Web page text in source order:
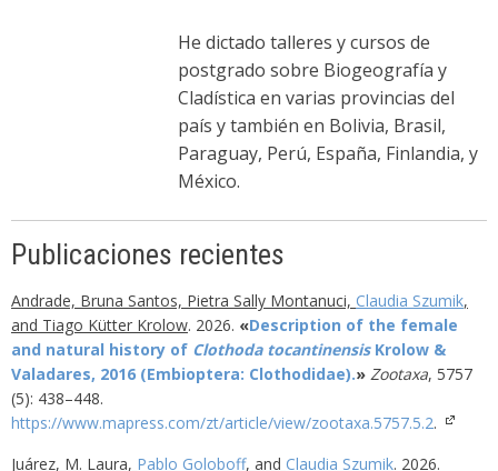
He dictado talleres y cursos de
postgrado sobre Biogeografía y
Cladística en varias provincias del
país y también en Bolivia, Brasil,
Paraguay, Perú, España, Finlandia, y
México.
Publicaciones recientes
Andrade, Bruna Santos, Pietra Sally Montanuci, Claudia Szumik,
and Tiago Kütter Krolow. 2026. «Description of the female
and natural history of Clothoda tocantinensisKrolow &
Valadares, 2016 (Embioptera: Clothodidae).» Zootaxa, 5757
(5): 438–448.
https://www.mapress.com/zt/article/view/zootaxa.5757.5.2.
Juárez, M. Laura, Pablo Goloboff, and Claudia Szumik. 2026.